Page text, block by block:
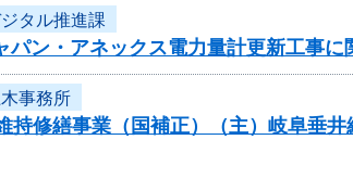
タル推進課
パン・アネックス電力量計更新工事
事務所
持修繕事業（国補正）（主）岐阜垂